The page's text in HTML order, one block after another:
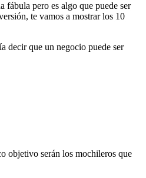
fábula pero es algo que puede ser
te vamos a mostrar los 10
decir que un negocio puede ser
objetivo serán los mochileros que